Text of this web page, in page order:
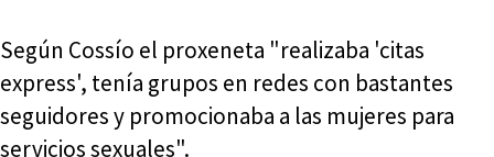
Según Cossío el proxeneta "realizaba 'citas
express', tenía grupos en redes con bastantes
seguidores y promocionaba a las mujeres para
servicios sexuales".